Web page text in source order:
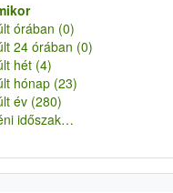
órában (0)
24 órában (0)
hét (4)
hónap (23)
év (280)
időszak…